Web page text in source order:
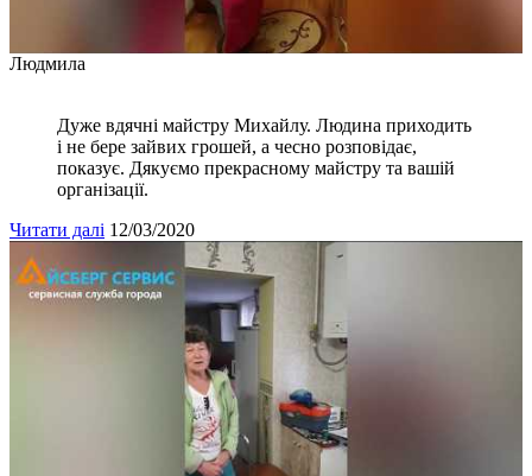
Людмила
Дуже вдячні майстру Михайлу. Людина приходить
і не бере зайвих грошей, а чесно розповідає,
показує. Дякуємо прекрасному майстру та вашій
організації.
Читати далі 12/03/2020